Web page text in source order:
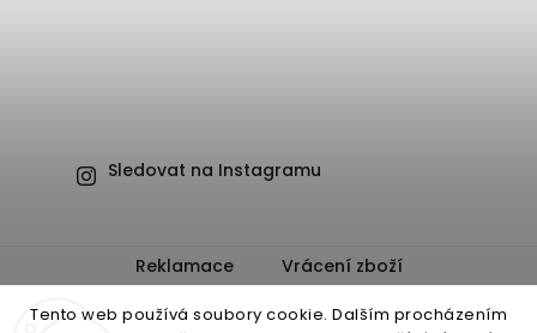
Tento web používá soubory cookie. Dalším procházením
Sledovat na Instagramu
Reklamace
Vrácení zboží
Obchodní podmínky
Ochrana osobních údajů